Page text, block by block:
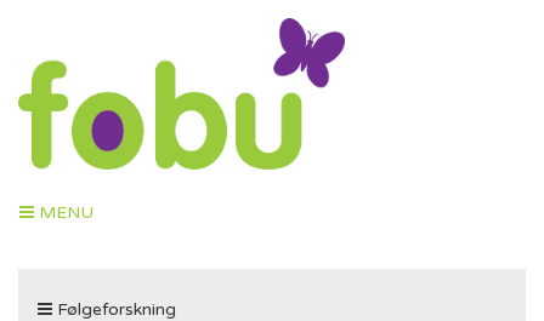
Toggle
MENU
Toggle
Følgeforskning